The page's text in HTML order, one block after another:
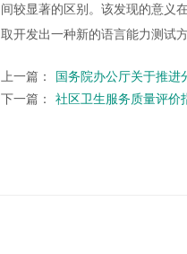
间较显著的区别。该发现的意义
取开发出一种新的语言能力测试
上一篇：
国务院办公厅关于推进
下一篇：
社区卫生服务质量评价